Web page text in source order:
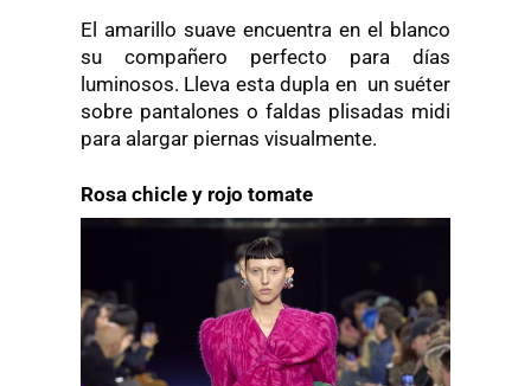
El amarillo suave encuentra en el blanco
su compañero perfecto para días
luminosos. Lleva esta dupla en un suéter
sobre pantalones o faldas plisadas midi
para alargar piernas visualmente.
Rosa chicle y rojo tomate